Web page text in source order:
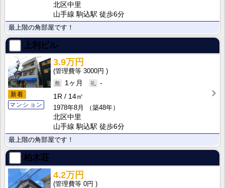
北区中里
山手線 駒込駅 徒歩6分
最上階の角部屋です！
上利ビル
新着
マンション
3.9万円
3000円
1ヶ月
-
1R
14㎡
1978年8月
（築48年）
北区中里
山手線 駒込駅 徒歩6分
最上階の角部屋です！
柏木荘
4.2万円
0円